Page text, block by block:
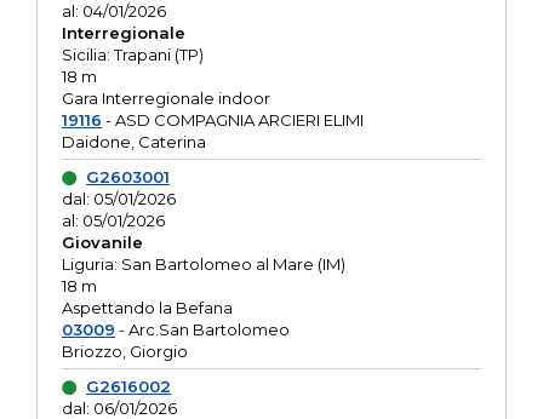
al: 04/01/2026
Interregionale
Sicilia: Trapani (TP)
18 m
Gara Interregionale indoor
19116 - ASD COMPAGNIA ARCIERI ELIMI
Daidone, Caterina
G2603001
dal: 05/01/2026
al: 05/01/2026
Giovanile
Liguria: San Bartolomeo al Mare (IM)
18 m
Aspettando la Befana
03009 - Arc.San Bartolomeo
Briozzo, Giorgio
G2616002
dal: 06/01/2026